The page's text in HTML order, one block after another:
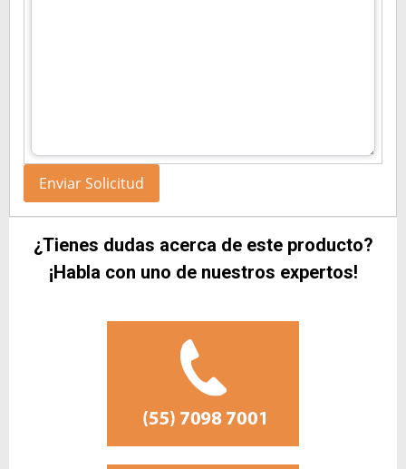
¿Tienes dudas acerca de este producto?
¡Habla con uno de nuestros expertos!